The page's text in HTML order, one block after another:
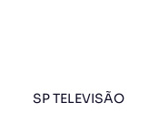
SP TELEVISÃO